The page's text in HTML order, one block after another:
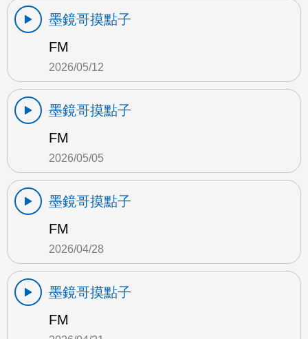
墨鏡哥摸點子
FM
2026/05/12
墨鏡哥摸點子
FM
2026/05/05
墨鏡哥摸點子
FM
2026/04/28
墨鏡哥摸點子
FM